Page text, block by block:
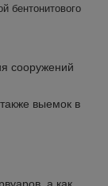
бентонитового
сооружений
выемок в
а как